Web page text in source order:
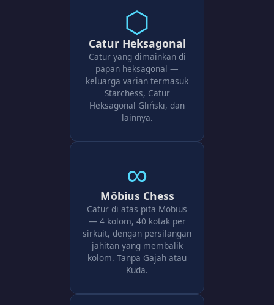
⬡
Catur Heksagonal
Catur yang dimainkan di
papan heksagonal —
keluarga varian termasuk
Starchess, Catur
Heksagonal Gliński, dan
lainnya.
∞
Möbius Chess
Catur di atas pita Möbius
— 4 kolom, 40 kotak per
sirkuit, dengan persilangan
jahitan yang membalik
kolom. Tanpa Gajah atau
Kuda.